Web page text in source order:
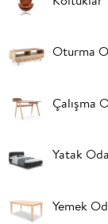
Oturma
Çalışma
Yatak
Yemek